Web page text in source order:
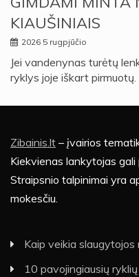
KIAUŠINIAIS
2026 5 rugpjūčio
Jei vandenynas turėtų
ryklys joje iškart
Zibainis.lt – įvairios
Kiekvienas lankytojas
Straipsnio talpinimai yra
mokesčiu.
Kaip veikia slaugytojos
10 pavojingiausių ryklių